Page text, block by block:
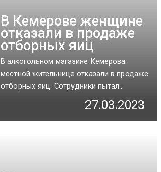
В Кемерове женщине
отказали в продаже
отборных яиц
В алкогольном магазине Кемерова
местной жительнице отказали в продаже
отборных яиц. Сотрудники пытал...
27.03.2023